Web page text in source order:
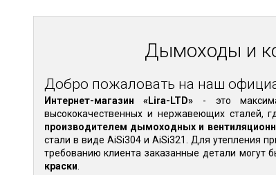
Дымоходы и
Добро пожаловать на наш
Интернет-магазин «Lira-LTD» - это
высококачественных и нержавеющих сталей,
производителем дымоходных и
стали в виде AiSi304 и AiSi321. Для утепления
требованию клиента заказанные детали могут
краски